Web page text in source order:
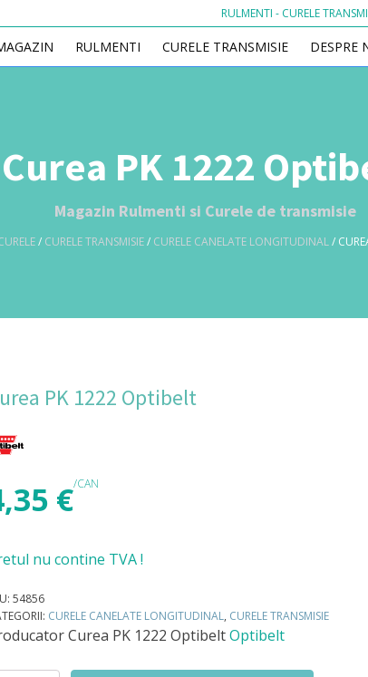
RULMENTI - CURELE
RULMENTI CURELE TRANSMISIE DESPRE
Curea PK 1222
Magazin Rulmenti si Curele de transmisie
/ CURELE TRANSMISIE/ CURELE CANELATE LONGITUDINAL/
PK 1222 Optibelt
€/CAN
nu contine TVA !
54856
CURELE CANELATE LONGITUDINAL, CURELE TRANSMISIE
Curea PK 1222 OptibeltOptibelt